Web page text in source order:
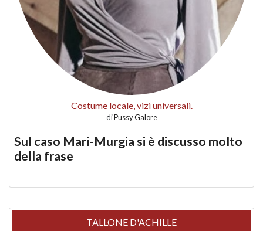
Costume locale, vizi universali.
diPussy Galore
Sul caso Mari-Murgia si è discusso molto
della frase
TALLONE D'ACHILLE